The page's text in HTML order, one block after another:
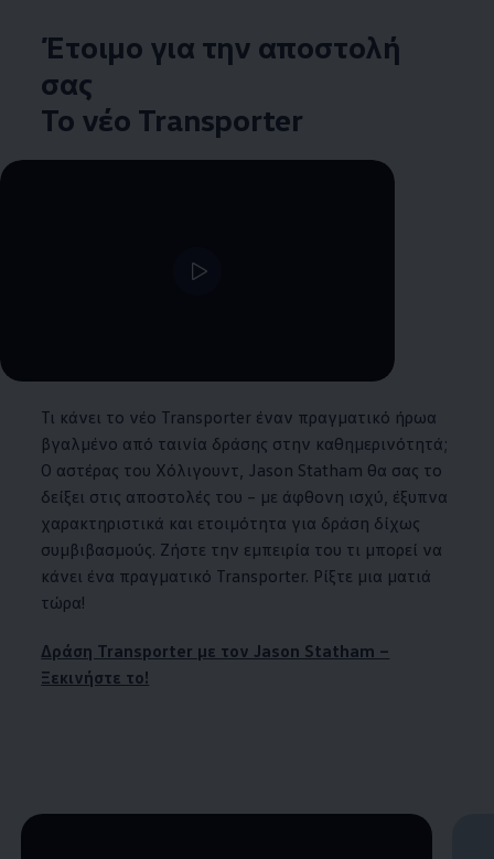
Έτοιμο για την αποστολή
σας
Το νέο Transporter
Remaining time, --:--
Τι κάνει το νέο Transporter έναν πραγματικό ήρωα
βγαλμένο από ταινία δράσης στην καθημερινότητά;
Ο αστέρας του Χόλιγουντ, Jason Statham θα σας το
δείξει στις αποστολές του – με άφθονη ισχύ, έξυπνα
χαρακτηριστικά και ετοιμότητα για δράση δίχως
συμβιβασμούς. Ζήστε την εμπειρία του τι μπορεί να
κάνει ένα πραγματικό Transporter. Ρίξτε μια ματιά
τώρα!
Δράση Transporter με τον Jason Statham –
Ξεκινήστε το!